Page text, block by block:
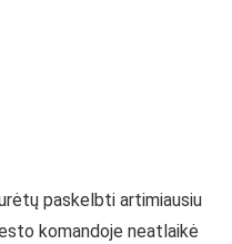
paskelbti artimiausiu
komandoje neatlaikė